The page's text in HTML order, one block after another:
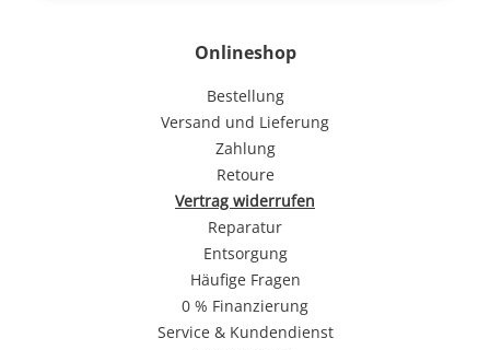
Onlineshop
Bestellung
Versand und Lieferung
Zahlung
Retoure
Vertrag widerrufen
Reparatur
Entsorgung
Häufige Fragen
0 % Finanzierung
Service & Kundendienst